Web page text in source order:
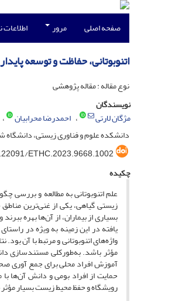
صفحه اصلی مرور
اتنوبوتانی، حفاظت و توسعه پایدار
نوع مقاله : مقاله پژوهشی
نویسندگان
مژگان لارتی
احمدرضا محرابیان
دانشکده علوم و فناوری زیستی، دانشگاه
ETHC.2023.9668.1002
چکیده
علم اتنوبوتانی به مطالعه و بررسی
زیستی گیاهی، یکی از غنی‌ترین
بسیاری از بیماران، از آن‌ها بهره
یافته در این زمینه به ویژه در
واژه‌های اتنوبوتانی و مرتبط با آن
مؤثر باشد. به‌طورکلی مستندسازی
آموزش افراد محلی برای جمع آوری
حمایت از افراد بومی و دانش آن‌ها
رویشگاه و حفظ محیط زیست بسیار